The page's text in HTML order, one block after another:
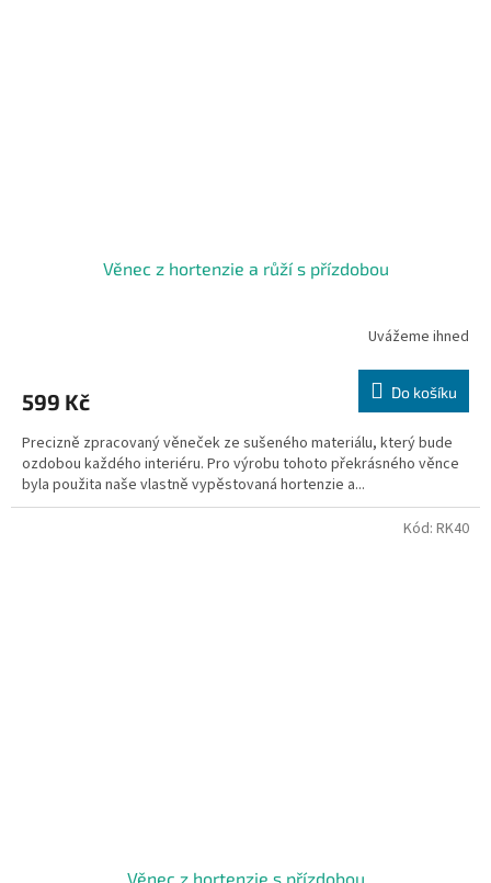
Věnec z hortenzie a růží s přízdobou
Uvážeme ihned
599 Kč Do košíku
Precizně zpracovaný věneček ze sušeného materiálu, který bude
ozdobou každého interiéru. Pro výrobu tohoto překrásného věnce
byla použita naše vlastně vypěstovaná hortenzie a...
Věnec z hortenzie s přízdobou
Kód: RK40